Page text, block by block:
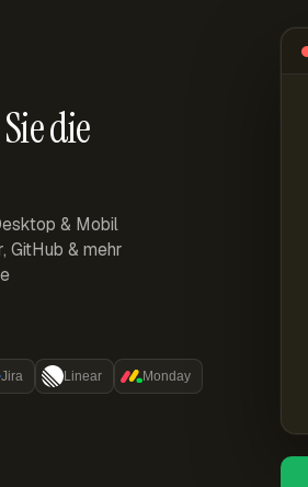
die
& Mobil
GitHub & mehr
Jira Linear Monday